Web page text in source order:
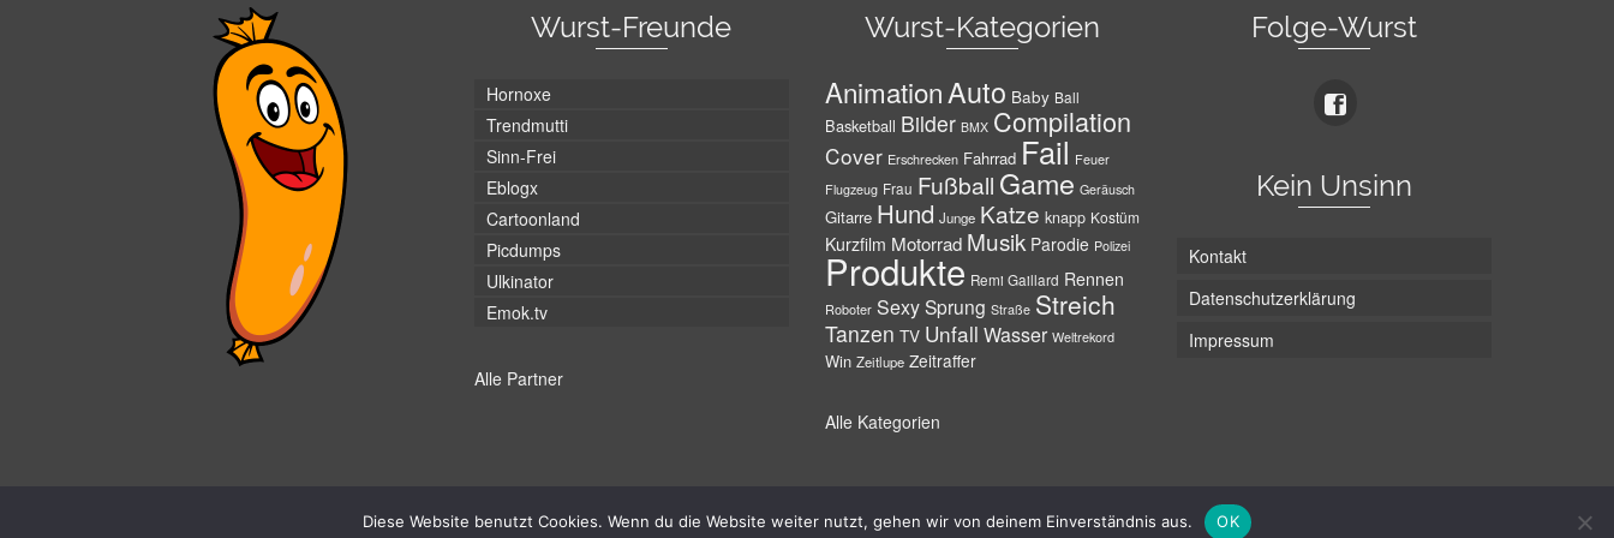
Wurst-Freunde
Hornoxe
Trendmutti
Sinn-Frei
Eblogx
Cartoonland
Picdumps
Ulkinator
Emok.tv
Alle Partner
Wurst-Kategorien
AnimationAuto Baby Ball
Basketball Bilder BMX Compilation
Cover Erschrecken Fahrrad Fail Feuer
Flugzeug Frau Fußball Game Geräusch
Gitarre Hund Junge Katze knapp Kostüm
Kurzfilm Motorrad Musik Parodie Polizei
Produkte Remi Gaillard Rennen
Roboter SexySprung Straße Streich
Tanzen TV Unfall Wasser Weltrekord
Win Zeitlupe Zeitraffer
Alle Kategorien
Folge-Wurst
Kein Unsinn
Kontakt
Datenschutzerklärung
Impressum
Diese Website benutzt Cookies. Wenn du die Website weiter nutzt, gehen wir von deinem Einverständnis aus. OK